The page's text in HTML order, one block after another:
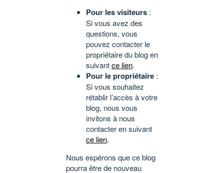
Pour les visiteurs :
Si vous avez des
questions, vous
pouvez contacter le
propriétaire du blog en
suivantce lien.
Pour le propriétaire :
Si vous souhaitez
rétablir l’accès à votre
blog, nous vous
invitons à nous
contacter en suivant
ce lien.
Nous espérons que ce blog
pourra être de nouveau